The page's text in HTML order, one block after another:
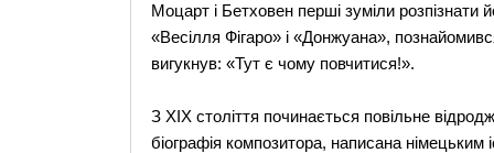
Моцарт і Бетховен перші зуміли
«Весілля Фігаро» і «Донжуана»,
вигукнув: «Тут є чому повчитися!».
З XIX століття починається повільне
біографія композитора, написана